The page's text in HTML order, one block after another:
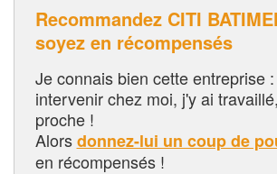
Recommandez CITI
soyez en récompensés
Je connais bien cette entreprise
intervenir chez moi, j'y ai
proche !
Alorsdonnez-lui un coup de
en récompensés !